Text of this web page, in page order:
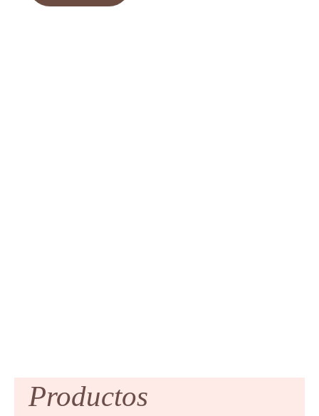
cantidad
Productos